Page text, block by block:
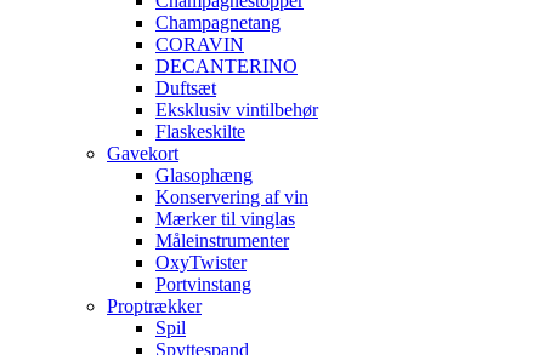
Champagnetang
CORAVIN
DECANTERINO
Duftsæt
Eksklusiv vintilbehør
Flaskeskilte
Gavekort
Glasophæng
Konservering af vin
Mærker til vinglas
Måleinstrumenter
OxyTwister
Portvinstang
Proptrækker
Spil
Spyttespand